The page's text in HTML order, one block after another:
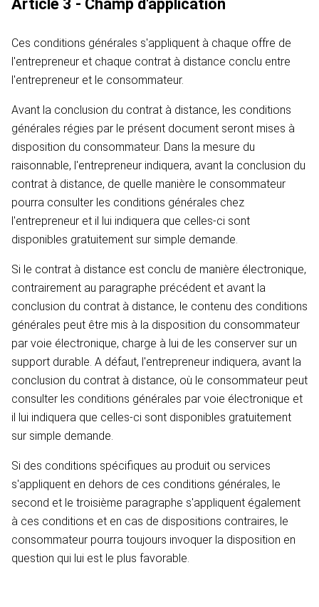
Article 3 - Champ d'application
Ces conditions générales s'appliquent à chaque offre de
l'entrepreneur et chaque contrat à distance conclu entre
l'entrepreneur et le consommateur.
Avant la conclusion du contrat à distance, les conditions
générales régies par le présent document seront mises à
disposition du consommateur. Dans la mesure du
raisonnable, l'entrepreneur indiquera, avant la conclusion du
contrat à distance, de quelle manière le consommateur
pourra consulter les conditions générales chez
l'entrepreneur et il lui indiquera que celles-ci sont
disponibles gratuitement sur simple demande.
Si le contrat à distance est conclu de manière électronique,
contrairement au paragraphe précédent et avant la
conclusion du contrat à distance, le contenu des conditions
générales peut être mis à la disposition du consommateur
par voie électronique, charge à lui de les conserver sur un
support durable. A défaut, l'entrepreneur indiquera, avant la
conclusion du contrat à distance, où le consommateur peut
consulter les conditions générales par voie électronique et
il lui indiquera que celles-ci sont disponibles gratuitement
sur simple demande.
Si des conditions spécifiques au produit ou services
s'appliquent en dehors de ces conditions générales, le
second et le troisième paragraphe s'appliquent également
à ces conditions et en cas de dispositions contraires, le
consommateur pourra toujours invoquer la disposition en
question qui lui est le plus favorable.